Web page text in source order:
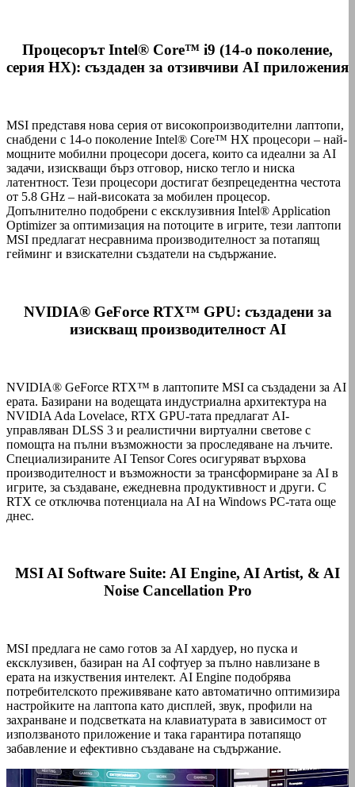
Процесорът Intel® Core™ i9 (14-о поколение,
серия HX): създаден за отзивчиви AI приложения
MSI представя нова серия от високопроизводителни лаптопи,
снабдени с 14-о поколение Intel® Core™ HX процесори – най-
мощните мобилни процесори досега, които са идеални за AI
задачи, изискващи бърз отговор, ниско тегло и ниска
латентност. Тези процесори достигат безпрецедентна честота
от 5.8 GHz – най-високата за мобилен процесор.
Допълнително подобрени с ексклузивния Intel® Application
Optimizer за оптимизация на потоците в игрите, тези лаптопи
MSI предлагат несравнима производителност за потапящ
гейминг и взискателни създатели на съдържание.
NVIDIA® GeForce RTX™ GPU: създадени за
изискващ производителност AI
NVIDIA® GeForce RTX™ в лаптопите MSI са създадени за AI
ерата. Базирани на водещата индустриална архитектура на
NVIDIA Ada Lovelace, RTX GPU-тата предлагат AI-
управляван DLSS 3 и реалистични виртуални светове с
помощта на пълни възможности за проследяване на лъчите.
Специализираните AI Tensor Cores осигуряват върхова
производителност и възможности за трансформиране за AI в
игрите, за създаване, ежедневна продуктивност и други. С
RTX се отключва потенциала на AI на Windows PC-тата още
днес.
MSI AI Software Suite: AI Engine, AI Artist, & AI
Noise Cancellation Pro
MSI предлага не само готов за AI хардуер, но пуска и
ексклузивен, базиран на AI софтуер за пълно навлизане в
ерата на изкуствения интелект. AI Engine подобрява
потребителското преживяване като автоматично оптимизира
настройките на лаптопа като дисплей, звук, профили на
захранване и подсветката на клавиатурата в зависимост от
използваното приложение и така гарантира потапящо
забавление и ефективно създаване на съдържание.